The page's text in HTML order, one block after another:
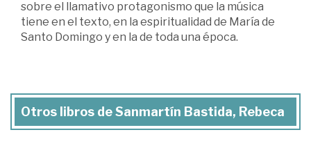
sobre el llamativo protagonismo que la música
tiene en el texto, en la espiritualidad de María de
Santo Domingo y en la de toda una época.
Otros libros de Sanmartín Bastida, Rebeca